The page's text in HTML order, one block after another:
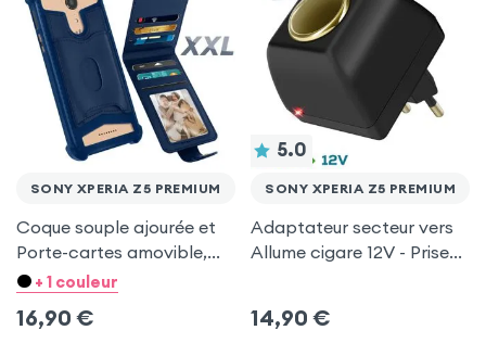
SONY XPERIA Z5 PREMIUM
Coque souple ajourée et
Porte-cartes amovible,
avec languette
Sony Xperia Z5 Premium
+ 1 couleur
16,90 €
5.0
SONY XPERIA Z5 PREMIUM
Adaptateur secteur vers
Allume cigare 12V - Prise
14,90 €